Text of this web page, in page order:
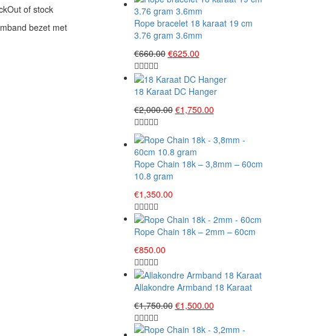
Out of stock
bezet met
Rope bracelet 18 karaat 19 cm
3.76 gram 3.6mm
€660.00 Original
was:
€660.00.
€625.00Current
is:
€625.00.
18 Karaat DC Hanger
€2,000.00 Original
€2,000.00.
€1,750.00Current
€1,750.00.
Rope Chain 18k – 3,8mm – 60cm
10.8 gram
€1,350.00
Rope Chain 18k – 2mm – 60cm
€850.00
Allakondre Armband 18 Karaat
€1,750.00 Original
was:
€1,500.00Current
is: